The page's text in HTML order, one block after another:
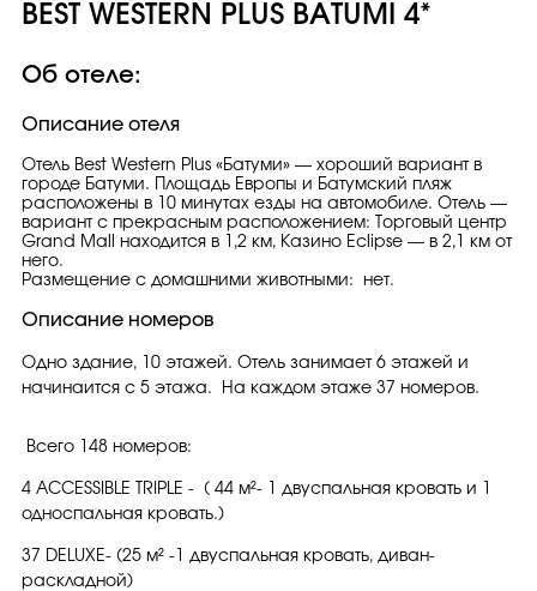
BEST WESTERN PLUS BATUMI 4*
Об отеле:
Описание отеля
Отель Best Western Plus «Батуми» — хороший вариант в
городе Батуми. Площадь Европы и Батумский пляж
расположены в 10 минутах езды на автомобиле. Отель —
вариант с прекрасным расположением: Торговый центр
Grand Mall находится в 1,2 км, Казино Eclipse — в 2,1 км от
него.
Размещение с домашними животными: нет.
Описание номеров
Одно здание, 10 этажей. Отель занимает 6 этажей и
начинаится с 5 этажа. На каждом этаже 37 номеров.
Всего 148 номеров:
4 ACCESSIBLE TRIPLE - ( 44 м²- 1 двуспальная кровать и 1
односпальная кровать.)
37 DELUXE- (25 м² -1 двуспальная кровать, диван-
раскладной)